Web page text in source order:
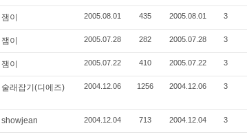
잼이 2005.08.01 435 2005.08.01 3
잼이 2005.07.28 282 2005.07.28 3
잼이 2005.07.22 410 2005.07.22 3
술래잡기(디에즈) 2004.12.06 1256 2004.12.06 3
showjean 2004.12.04 713 2004.12.04 3